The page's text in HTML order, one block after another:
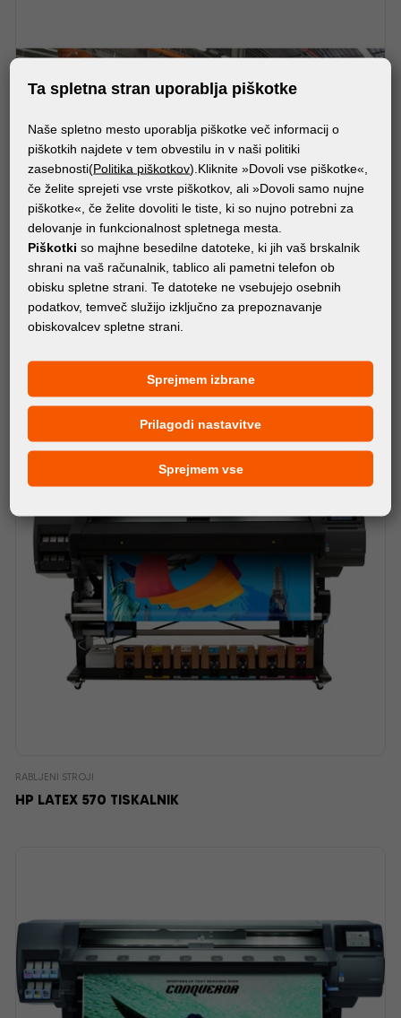
d.gen TELEIOS HEXA
RABLJENI STROJI
HP LATEX 570 TISKALNIK
Ta spletna stran uporablja piškotke
Naše spletno mesto uporablja piškotke več informacij o
piškotkih najdete v tem obvestilu in v naši politiki
zasebnosti(Politika piškotkov).Kliknite »Dovoli vse piškotke«,
če želite sprejeti vse vrste piškotkov, ali »Dovoli samo nujne
piškotke«, če želite dovoliti le tiste, ki so nujno potrebni za
delovanje in funkcionalnost spletnega mesta.
Piškotki so majhne besedilne datoteke, ki jih vaš brskalnik
shrani na vaš računalnik, tablico ali pametni telefon ob
obisku spletne strani. Te datoteke ne vsebujejo osebnih
podatkov, temveč služijo izključno za prepoznavanje
obiskovalcev spletne strani.
Sprejmem izbrane
Prilagodi nastavitve
Sprejmem vse